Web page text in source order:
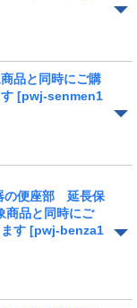
品と同時にご購
[pwj-senmen1
の便座部 延長保
品と同時にご
す [pwj-benza1